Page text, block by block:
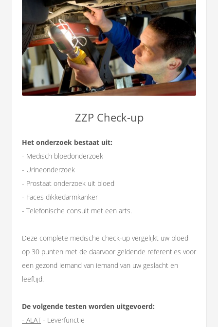
ZZP Check-up
Het onderzoek bestaat uit:
- Medisch bloedonderzoek
- Urineonderzoek
- Prostaat onderzoek uit bloed
- Faces dikkedarmkanker
- Telefonische consult met een arts.
Deze complete medische check-up vergelijkt uw bloed
op 30 punten met de daarvoor geldende referenties voor
een gezond iemand van iemand van uw geslacht en
leeftijd.
De volgende testen worden uitgevoerd:
- ALAT- Leverfunctie